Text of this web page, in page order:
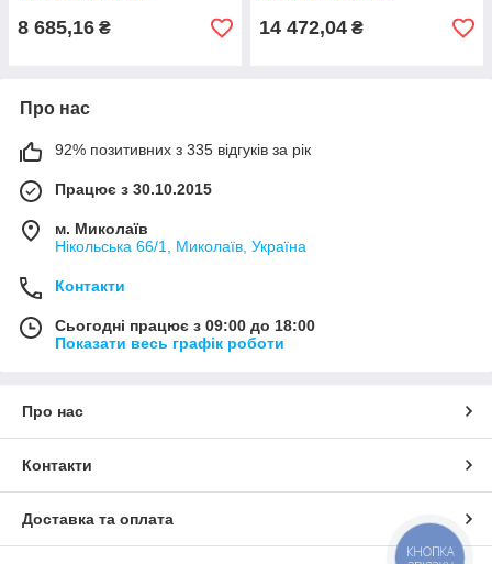
8 685,16 ₴ 14 472,04 ₴
Про нас
92% позитивних з 335 відгуків за рік
Працює з 30.10.2015
м. Миколаїв
Нікольська 66/1, Миколаїв, Україна
Контакти
Сьогодні працює з 09:00 до 18:00
Показати весь графік роботи
Про нас
Контакти
Доставка та оплата
КНОПКА